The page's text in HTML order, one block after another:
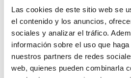
Las cookies de este sitio web se
el contenido y los anuncios,
sociales y analizar el tráfico.
información sobre el uso que
nuestros partners de redes
web, quienes pueden combinarla
ocupar el lugar que le
mensajeros de Dios.
significa. Estabas
creer que se te estaba
sacrificio. De acuerdo con
solo puedes recibir, sin